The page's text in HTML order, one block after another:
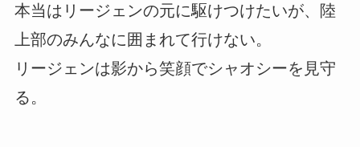
本当はリージェンの元に駆けつけたいが、陸
上部のみんなに囲まれて行けない。
リージェンは影から笑顔でシャオシーを見守
る。